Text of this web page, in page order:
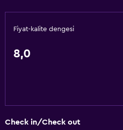
Özel giriş
Yatak Örtüsü
Fiyat-kalite dengesi
8,0
Check in/Check out